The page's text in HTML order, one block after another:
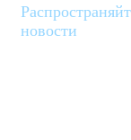
новости